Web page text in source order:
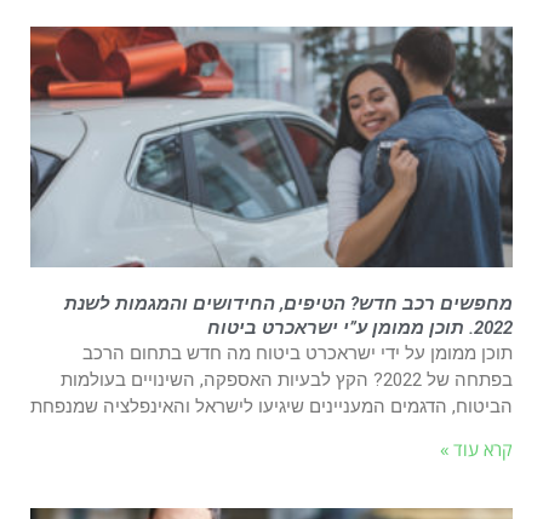
מחפשים רכב חדש? הטיפים, החידושים והמגמות לשנת
2022. תוכן ממומן ע”י ישראכרט ביטוח
תוכן ממומן על ידי ישראכרט ביטוח מה חדש בתחום הרכב
בפתחה של 2022? הקץ לבעיות האספקה, השינויים בעולמות
הביטוח, הדגמים המעניינים שיגיעו לישראל והאינפלציה שמנפחת
קרא עוד »